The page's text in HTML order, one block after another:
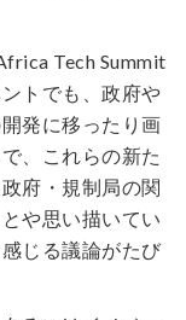
Tech Summit
トでも、政府や
発に移ったり画
、これらの新た
府・規制局の関
や思い描いてい
じる議論がたび